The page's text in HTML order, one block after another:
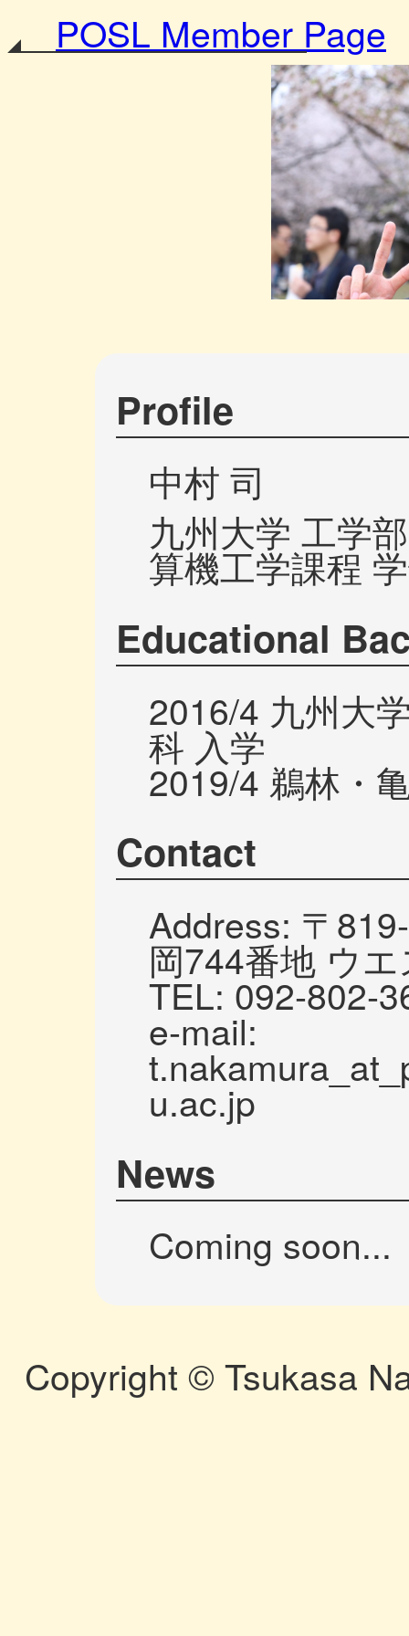
POSL Member Page
Profile
中村 司
九州大学 工学
算機工学課程
Educational
2016/4 九州大
科 入学
2019/4 鵜林・
Contact
Address: 〒
岡744番地 ウ
TEL: 092-802-
e-mail:
u.ac.jp
News
Coming soon...
Copyright © Tsukasa